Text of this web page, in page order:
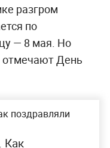
разгром
по
— 8 мая. Но
отмечают День
Как